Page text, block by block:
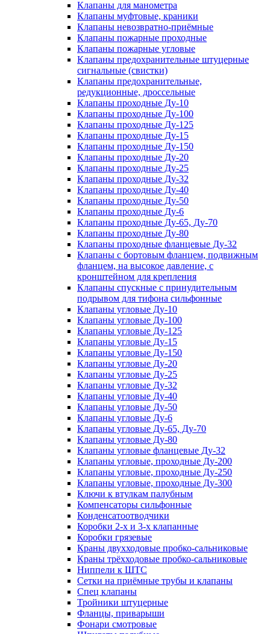
Клапаны для манометра
Клапаны муфтовые, краники
Клапаны невозвратно-приёмные
Клапаны пожарные проходные
Клапаны пожарные угловые
Клапаны предохранительные штуцерные
сигнальные (свистки)
Клапаны предохранительные,
редукционные, дроссельные
Клапаны проходные Ду-10
Клапаны проходные Ду-100
Клапаны проходные Ду-125
Клапаны проходные Ду-15
Клапаны проходные Ду-150
Клапаны проходные Ду-20
Клапаны проходные Ду-25
Клапаны проходные Ду-32
Клапаны проходные Ду-40
Клапаны проходные Ду-50
Клапаны проходные Ду-6
Клапаны проходные Ду-65, Ду-70
Клапаны проходные Ду-80
Клапаны проходные фланцевые Ду-32
Клапаны с бортовым фланцем, подвижным
фланцем, на высокое давление, с
кронштейном для крепления
Клапаны спускные с принудительным
подрывом для тифона сильфонные
Клапаны угловые Ду-10
Клапаны угловые Ду-100
Клапаны угловые Ду-125
Клапаны угловые Ду-15
Клапаны угловые Ду-150
Клапаны угловые Ду-20
Клапаны угловые Ду-25
Клапаны угловые Ду-32
Клапаны угловые Ду-40
Клапаны угловые Ду-50
Клапаны угловые Ду-6
Клапаны угловые Ду-65, Ду-70
Клапаны угловые Ду-80
Клапаны угловые фланцевые Ду-32
Клапаны угловые, проходные Ду-200
Клапаны угловые, проходные Ду-250
Клапаны угловые, проходные Ду-300
Ключи к втулкам палубным
Компенсаторы сильфонные
Конденсатоотводчики
Коробки 2-х и 3-х клапанные
Коробки грязевые
Краны двухходовые пробко-сальниковые
Краны трёхходовые пробко-сальниковые
Ниппели к ШТС
Сетки на приёмные трубы и клапаны
Спец клапаны
Тройники штуцерные
Фланцы, приварыши
Фонари смотровые